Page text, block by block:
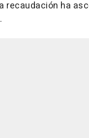
recaudación ha